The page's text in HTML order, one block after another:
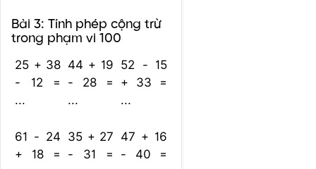
Bài 3: Tính phép cộng trừ
trong phạm vi 100
25 + 38
- 12 =
...
44 + 19
- 28 =
...
52 - 15
+ 33 =
...
61 - 24
+ 18 =
35 + 27
- 31 =
47 + 16
- 40 =